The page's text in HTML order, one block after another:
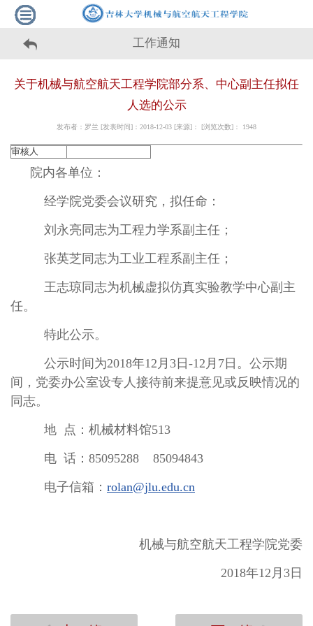
工作通知
关于机械与航空航天工程学院部分系、中心副主任拟任
人选的公示
发布者：罗兰 [发表时间]：2018-12-03 [来源]： [浏览次数]： 1948
审核人
院内各单位：
经学院党委会议研究，拟任命：
刘永亮同志为工程力学系副主任；
张英芝同志为工业工程系副主任；
王志琼同志为机械虚拟仿真实验教学中心副主
任。
特此公示。
公示时间为2018年12月3日-12月7日。公示期
间，党委办公室设专人接待前来提意见或反映情况的
同志。
地 点：机械材料馆513
电 话：85095288 85094843
电子信箱： rolan@jlu.edu.cn
机械与航空航天工程学院党委
2018年12月3日